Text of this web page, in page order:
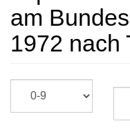
am
1972 nach